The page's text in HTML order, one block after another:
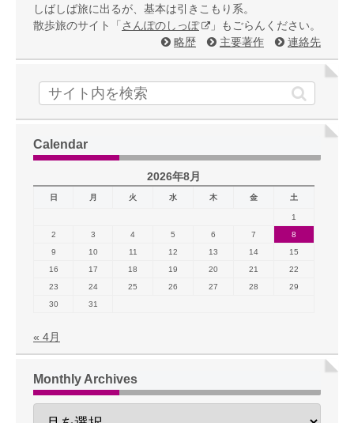
しばしば旅に出るが、基本は引きこもり系。
散歩旅のサイト「 さんぽのしっぽ
」もごらんください。
略歴
主要著作 連絡先
Calendar
2026年8月
日 月 火 水 木 金 土
1
2
3 4 5 6 7
8
9
10 11 12 13 14
15
16
17 18 19 20 21
22
23
24 25 26 27 28
29
30
31
« 4月
Monthly Archives